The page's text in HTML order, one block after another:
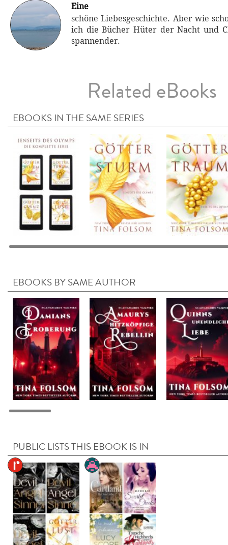
Eine
schöne Liebesgeschichte. Aber wie
ich die Bücher Hüter der Nacht und
spannender.
Related eBooks
EBOOKS IN THE SAME SERIES
EBOOKS BY SAME AUTHOR
PUBLIC LISTS THIS EBOOK IS IN